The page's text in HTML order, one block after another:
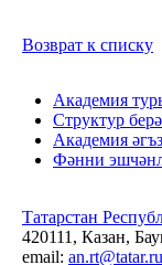
Возврат к списку
Академия
Структур
Академия
Фәнни
Татарстан
420111, Казан,
email: